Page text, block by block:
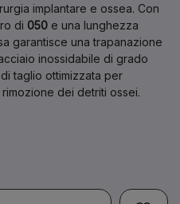
implantare e ossea. Con
di 050 e una lunghezza
garantisce una trapanazione
inossidabile di grado
taglio ottimizzata per
dei detriti ossei.